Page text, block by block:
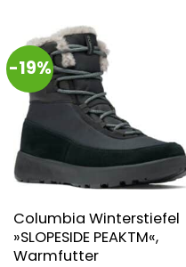
-19%
Columbia Winterstiefel
»SLOPESIDE PEAKTM«,
Warmfutter